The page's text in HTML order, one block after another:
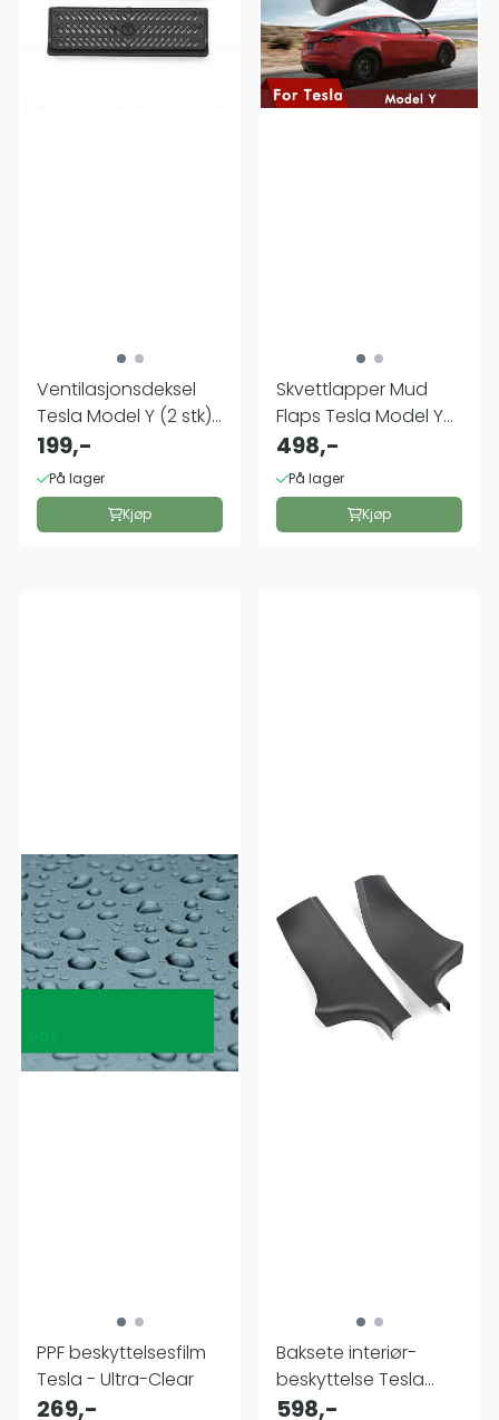
Ventilasjonsdeksel
Tesla Model Y (2 stk)
...
199,-
På lager
Kjøp
Skvettlapper Mud
Flaps Tesla Model Y
2021-2024
498,-
På lager
Kjøp
PPF beskyttelsesfilm
Tesla - Ultra-Clear
269,-
Baksete interiør-
beskyttelse Tesla
Model Y
598,-